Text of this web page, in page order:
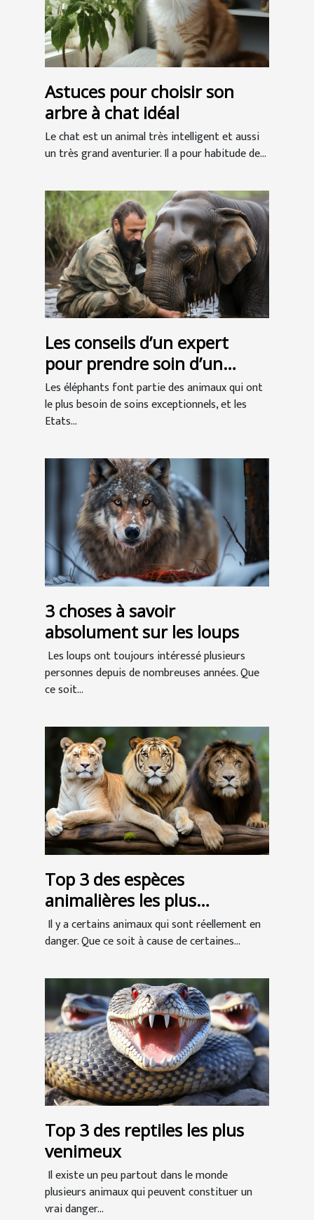
Astuces pour choisir son
arbre à chat idéal
Le chat est un animal très intelligent et aussi
un très grand aventurier. Il a pour habitude de...
Les conseils d’un expert
pour prendre soin d’un
éléphant
Les éléphants font partie des animaux qui ont
le plus besoin de soins exceptionnels, et les
Etats...
3 choses à savoir
absolument sur les loups
Les loups ont toujours intéressé plusieurs
personnes depuis de nombreuses années. Que
ce soit...
Top 3 des espèces
animalières les plus
menacées
Il y a certains animaux qui sont réellement en
danger. Que ce soit à cause de certaines...
Top 3 des reptiles les plus
venimeux
Il existe un peu partout dans le monde
plusieurs animaux qui peuvent constituer un
vrai danger...